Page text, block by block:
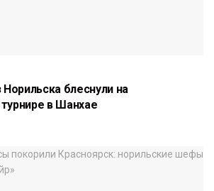
блеснули на
в Шанхае